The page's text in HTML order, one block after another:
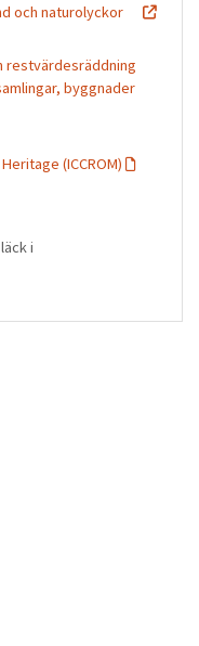
och naturolyckor
restvärdesräddning
byggnader
(ICCROM)
i